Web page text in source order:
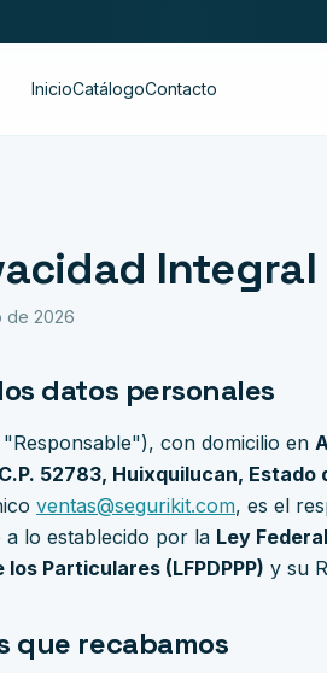
InicioCatálogoContacto
Integral
de 2026
datos personales
con domicilio en
52783, Huixquilucan, Estado
ventas@segurikit.com, es el
lo establecido por la Ley
Particulares (LFPDPPP) y su
que recabamos